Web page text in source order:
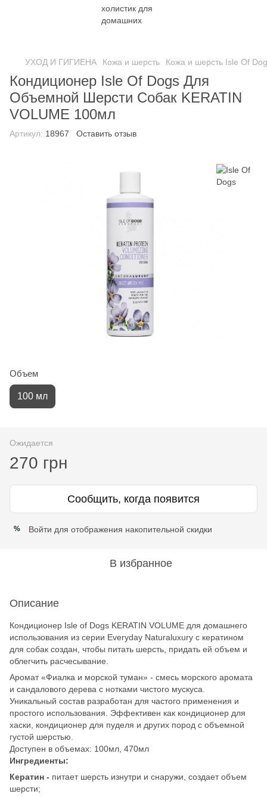
УХОД И ГИГИЕНА Кожа и шерсть Кожа и шерсть Isle Of
Кондиционер Isle Of Dogs Для
Объемной Шерсти Собак KERATIN
VOLUME 100мл
Артикул: 18967 Оставить отзыв
Объем
100 мл
Ожидается
270 грн
Сообщить, когда появится
% Войти для отображения накопительной скидки
В избранное
Описание
Кондиционер Isle of Dogs KERATIN VOLUME для домашнего
использования из серии Everyday Naturaluxury с кератином
для собак создан, чтобы питать шерсть, придать ей объем и
облегчить расчесывание.
Аромат «Фиалка и морской туман» - смесь морского аромата
и сандалового дерева с нотками чистого мускуса.
Уникальный состав разработан для частого применения и
простого использования. Эффективен как кондиционер для
хаски, кондиционер для пуделя и других пород с объемной
густой шерстью.
Доступен в объемах: 100мл, 470мл
Ингредиенты:
Кератин - питает шерсть изнутри и снаружи, создает объем
шерсти;